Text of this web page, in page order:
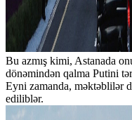
Bu azmış kimi, Astanada
dönəmindən qalma Putini
Eyni zamanda, məktəblilər
ediliblər.